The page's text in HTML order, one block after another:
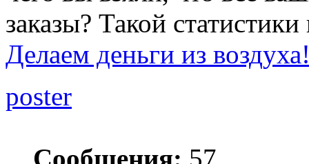
заказы? Такой
Делаем деньги из
poster